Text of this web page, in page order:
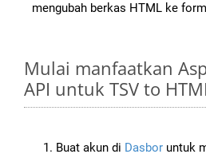
mengubah berkas HTML ke
Mulai manfaatkan
API untuk TSV to
Buat akun di Dasbor untuk